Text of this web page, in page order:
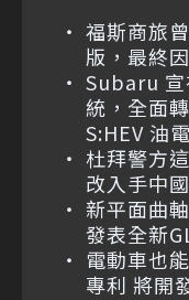
福斯商旅
版，最終
Subaru 宣
統，全面
S:HEV 油
杜拜警方
改入手中
新平面曲
發表全新
電動車也
專利 將開